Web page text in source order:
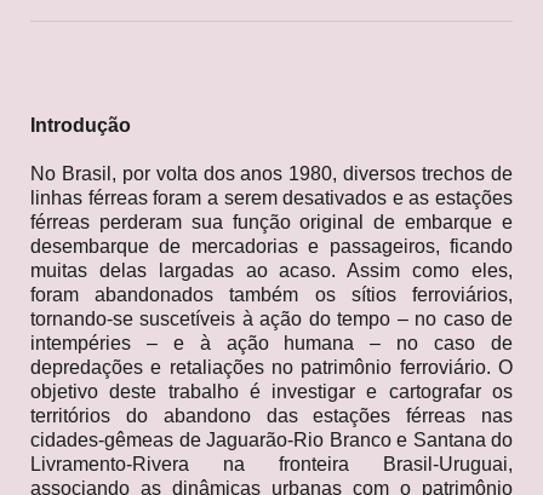
Introdução
No Brasil, por volta dos anos 1980, diversos trechos de
linhas férreas foram a serem desativados e as estações
férreas perderam sua função original de embarque e
desembarque de mercadorias e passageiros, ficando
muitas delas largadas ao acaso. Assim como eles,
foram abandonados também os sítios ferroviários,
tornando-se suscetíveis à ação do tempo – no caso de
intempéries – e à ação humana – no caso de
depredações e retaliações no patrimônio ferroviário. O
objetivo deste trabalho é investigar e cartografar os
territórios do abandono das estações férreas nas
cidades-gêmeas de Jaguarão-Rio Branco e Santana do
Livramento-Rivera na fronteira Brasil-Uruguai,
associando as dinâmicas urbanas com o patrimônio